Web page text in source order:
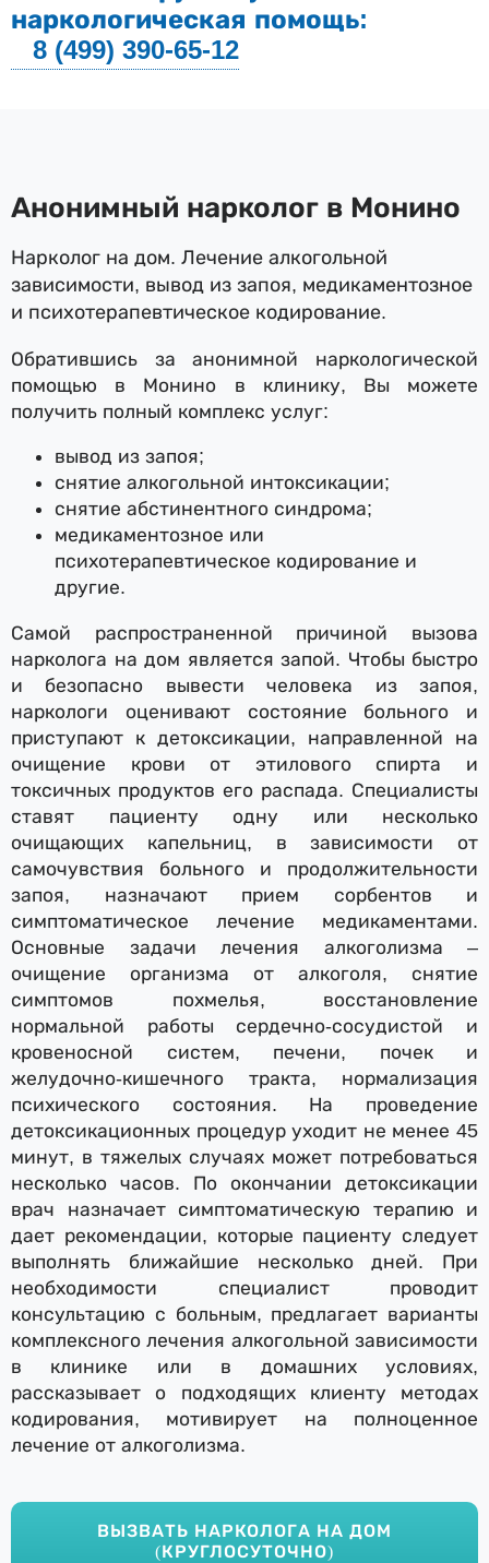
наркологическая помощь:
8 (499) 390-65-12
Анонимный нарколог в Монино
Нарколог на дом. Лечение алкогольной
зависимости, вывод из запоя, медикаментозное
и психотерапевтическое кодирование.
Обратившись за анонимной наркологической
помощью в Монино в клинику, Вы можете
получить полный комплекс услуг:
вывод из запоя;
снятие алкогольной интоксикации;
снятие абстинентного синдрома;
медикаментозное или
психотерапевтическое кодирование и
другие.
Самой распространенной причиной вызова
нарколога на дом является запой. Чтобы быстро
и безопасно вывести человека из запоя,
наркологи оценивают состояние больного и
приступают к детоксикации, направленной на
очищение крови от этилового спирта и
токсичных продуктов его распада. Специалисты
ставят пациенту одну или несколько
очищающих капельниц, в зависимости от
самочувствия больного и продолжительности
запоя, назначают прием сорбентов и
симптоматическое лечение медикаментами.
Основные задачи лечения алкоголизма –
очищение организма от алкоголя, снятие
симптомов похмелья, восстановление
нормальной работы сердечно-сосудистой и
кровеносной систем, печени, почек и
желудочно-кишечного тракта, нормализация
психического состояния. На проведение
детоксикационных процедур уходит не менее 45
минут, в тяжелых случаях может потребоваться
несколько часов. По окончании детоксикации
врач назначает симптоматическую терапию и
дает рекомендации, которые пациенту следует
выполнять ближайшие несколько дней. При
необходимости специалист проводит
консультацию с больным, предлагает варианты
комплексного лечения алкогольной зависимости
в клинике или в домашних условиях,
рассказывает о подходящих клиенту методах
кодирования, мотивирует на полноценное
лечение от алкоголизма.
ВЫЗВАТЬ НАРКОЛОГА НА ДОМ
(КРУГЛОСУТОЧНО)